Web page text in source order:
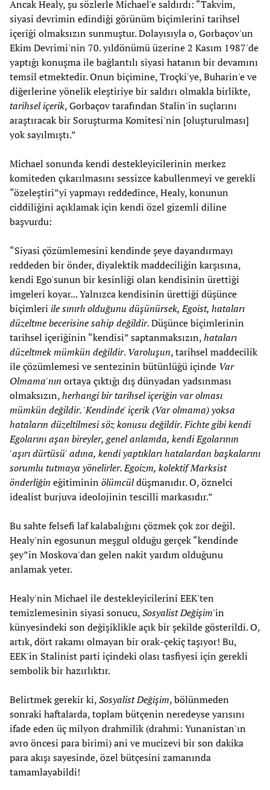
Ancak Healy, şu sözlerle Michael'e saldırdı: “Takvim,
siyasi devrimin edindiği görünüm biçimlerini tarihsel
içeriği olmaksızın sunmuştur. Dolayısıyla o, Gorbaçov'un
Ekim Devrimi'nin 70. yıldönümü üzerine 2 Kasım 1987'de
yaptığı konuşma ile bağlantılı siyasi hatanın bir devamını
temsil etmektedir. Onun biçimine, Troçki'ye, Buharin'e ve
diğerlerine yönelik eleştiriye bir saldırı olmakla birlikte,
tarihsel içerik, Gorbaçov tarafından Stalin'in suçlarını
araştıracak bir Soruşturma Komitesi'nin [oluşturulması]
yok sayılmıştı.”
Michael sonunda kendi destekleyicilerinin merkez
komiteden çıkarılmasını sessizce kabullenmeyi ve gerekli
“özeleştiri”yi yapmayı reddedince, Healy, konunun
ciddiliğini açıklamak için kendi özel gizemli diline
başvurdu:
“Siyasi çözümlemesini kendinde şeye dayandırmayı
reddeden bir önder, diyalektik maddeciliğin karşısına,
kendi Ego'sunun bir kesinliği olan kendisinin ürettiği
imgeleri koyar... Yalnızca kendisinin ürettiği düşünce
biçimleri ile sınırlı olduğunu düşünürsek, Egoist, hataları
düzeltme becerisine sahip değildir.Düşünce biçimlerinin
tarihsel içeriğinin “kendisi” saptanmaksızın,hataları
düzeltmek mümkün değildir.Varoluşun, tarihsel maddecilik
ile çözümlemesi ve sentezinin bütünlüğü içinde Var
Olmama'nın ortaya çıktığı dış dünyadan yadsınması
olmaksızın,herhangi bir tarihsel içeriğin var olması
mümkün değildir. 'Kendinde' içerik (Var olmama) yoksa
hataların düzeltilmesi söz konusu değildir. Fichte gibi kendi
Egolarını aşan bireyler, genel anlamda, kendi Egolarının
'aşırı dürtüsü' adına, kendi yaptıkları hatalardan başkalarını
sorumlu tutmaya yönelirler. Egoizm, kolektif Marksist
önderliğin eğitimininölümcüldüşmanıdır. O, öznelci
idealist burjuva ideolojinin tescilli markasıdır.”
Bu sahte felsefi laf kalabalığını çözmek çok zor değil.
Healy'nin egosunun meşgul olduğu gerçek “kendinde
şey”in Moskova'dan gelen nakit yardım olduğunu
anlamak yeter.
Healy'nin Michael ile destekleyicilerini EEK'ten
temizlemesinin siyasi sonucu,Sosyalist Değişim'in
künyesindeki son değişiklikle açık bir şekilde gösterildi. O,
artık, dört rakamı olmayan bir orak-çekiç taşıyor! Bu,
EEK'in Stalinist parti içindeki olası tasfiyesi için gerekli
sembolik bir hazırlıktır.
Belirtmek gerekir ki,Sosyalist Değişim, bölünmeden
sonraki haftalarda, toplam bütçenin neredeyse yarısını
ifade eden üç milyon drahmilik (drahmi: Yunanistan'ın
avro öncesi para birimi) ani ve mucizevi bir son dakika
para akışı sayesinde, özel bütçesini zamanında
tamamlayabildi!